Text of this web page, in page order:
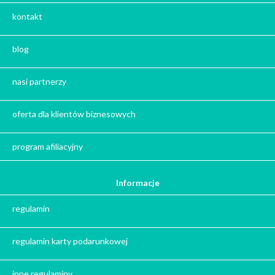
Zima
Herbata - podziękowanie dla gości
Ile gram ma łyżeczka do herbaty?
Prezent na święta
kontakt
blog
nasi partnerzy
oferta dla klientów biznesowych
program afiliacyjny
Informacje
regulamin
regulamin karty podarunkowej